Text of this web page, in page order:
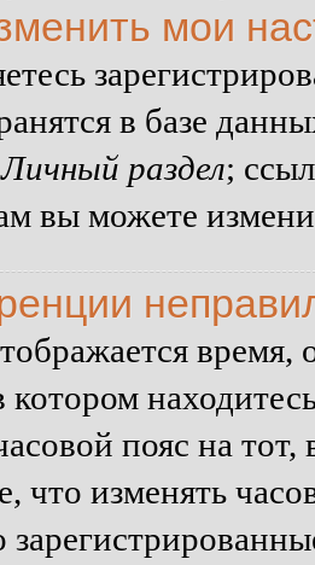
мои
в базе
Личный раздел;
вы можете
время,
котором
пояс на
что изменять